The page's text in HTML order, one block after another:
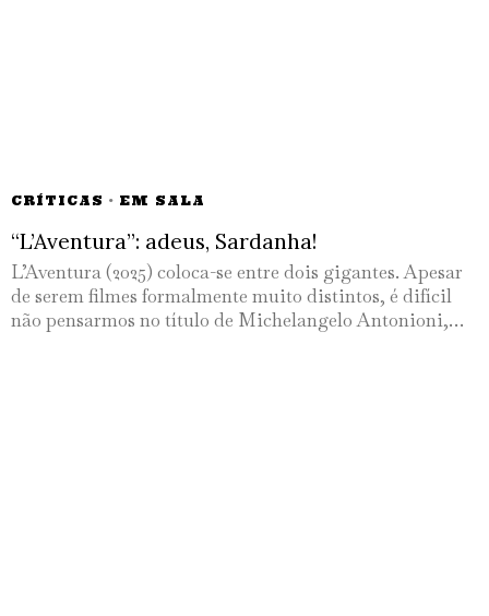
CRÍTICAS · EM SALA
“L’Aventura”: adeus, Sardanha!
L’Aventura (2025) coloca-se entre dois gigantes. Apesar
de serem filmes formalmente muito distintos, é difícil
não pensarmos no título de Michelangelo Antonioni,…